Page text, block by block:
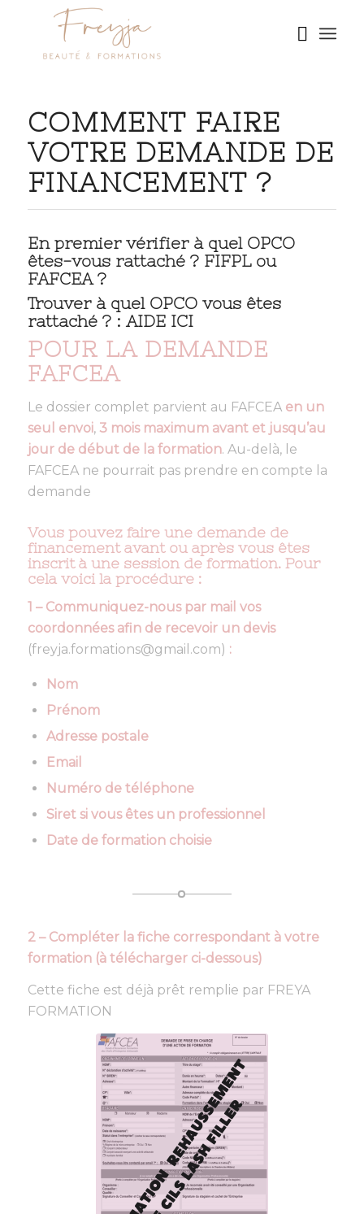
COMMENT FAIRE
VOTRE DEMANDE DE
FINANCEMENT ?
En premier vérifier à quel OPCO
êtes-vous rattaché ? FIFPL ou
FAFCEA ?
Trouver à quel OPCO vous êtes
rattaché ? : AIDE ICI
POUR LA DEMANDE
FAFCEA
Le dossier complet parvient au FAFCEA en un
seul envoi, 3 mois maximum avant et jusqu’au
jour de début de la formation. Au-delà, le
FAFCEA ne pourrait pas prendre en compte la
demande
Vous pouvez faire une demande de
financement avant ou après vous êtes
inscrit à une session de formation. Pour
cela voici la procédure :
1 – Communiquez-nous par mail vos
coordonnées afin de recevoir un devis
(freyja.formations@gmail.com) :
Nom
Prénom
Adresse postale
Email
Numéro de téléphone
Siret si vous êtes un professionnel
Date de formation choisie
2 – Compléter la fiche correspondant à votre
formation (à télécharger ci-dessous)
Cette fiche est déjà prêt remplie par FREYA
FORMATION